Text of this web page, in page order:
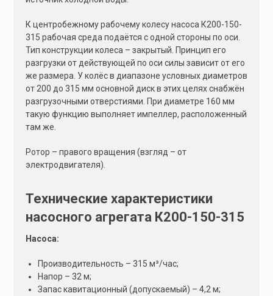
К центробежному рабочему колесу насоса К200-150-
315 рабочая среда подаётся с одной стороны по оси.
Тип конструкции колеса – закрытый. Принцип его
разгрузки от действующей по оси силы зависит от его
же размера. У колёс в диапазоне условных диаметров
от 200 до 315 мм основной диск в этих целях снабжён
разгрузочными отверстиями. При диаметре 160 мм
такую функцию выполняет импеллер, расположенный
там же.
Ротор – правого вращения (взгляд – от
электродвигателя).
Технические характеристики
насосного агрегата К200-150-315
Насоса:
Производительность – 315 м³/час;
Напор – 32 м;
Запас кавитационный (допускаемый) – 4,2 м;